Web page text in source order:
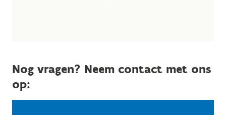
Nog vragen? Neem contact met ons
op: